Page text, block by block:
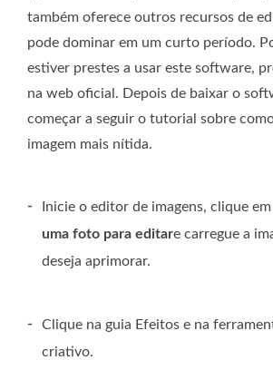
também oferece outros recursos de
pode dominar em um curto período.
estiver prestes a usar este software,
na web oficial. Depois de baixar o
começar a seguir o tutorial sobre
imagem mais nítida.
- Inicie o editor de imagens, clique em
uma foto para editare carregue a
deseja aprimorar.
-
Clique na guia Efeitos e na
criativo.